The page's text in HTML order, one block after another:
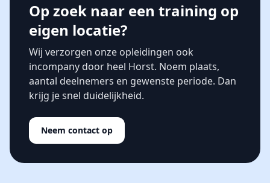
Op zoek naar een training op
eigen locatie?
Wij verzorgen onze opleidingen ook
incompany door heel Horst. Noem plaats,
aantal deelnemers en gewenste periode. Dan
krijg je snel duidelijkheid.
Neem contact op